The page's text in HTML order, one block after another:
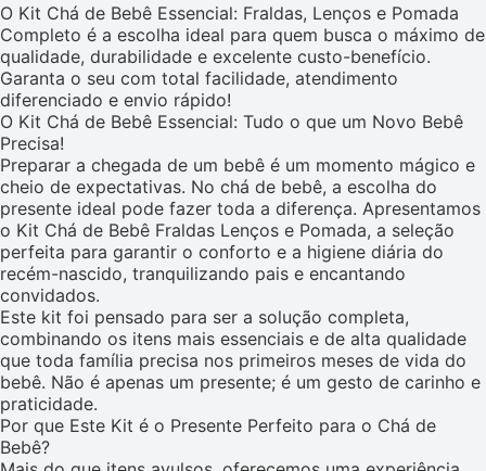
O Kit Chá de Bebê Essencial: Fraldas, Lenços e Pomada
Completo é a escolha ideal para quem busca o máximo de
qualidade, durabilidade e excelente custo-benefício.
Garanta o seu com total facilidade, atendimento
diferenciado e envio rápido!
O Kit Chá de Bebê Essencial: Tudo o que um Novo Bebê
Precisa!
Preparar a chegada de um bebê é um momento mágico e
cheio de expectativas. No chá de bebê, a escolha do
presente ideal pode fazer toda a diferença. Apresentamos
o Kit Chá de Bebê Fraldas Lenços e Pomada, a seleção
perfeita para garantir o conforto e a higiene diária do
recém-nascido, tranquilizando pais e encantando
convidados.
Este kit foi pensado para ser a solução completa,
combinando os itens mais essenciais e de alta qualidade
que toda família precisa nos primeiros meses de vida do
bebê. Não é apenas um presente; é um gesto de carinho e
praticidade.
Por que Este Kit é o Presente Perfeito para o Chá de
Bebê?